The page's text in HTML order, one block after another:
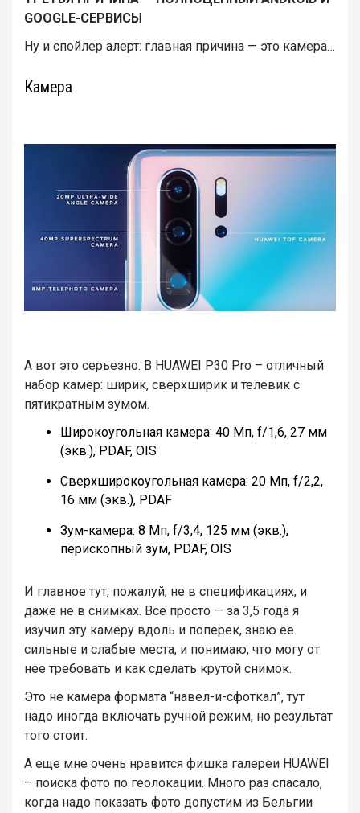
GOOGLE-СЕРВИСЫ
Ну и спойлер алерт: главная причина — это камера…
Камера
А вот это серьезно. В HUAWEI P30 Pro – отличный
набор камер: ширик, сверхширик и телевик с
пятикратным зумом.
Широкоугольная камера: 40 Мп, f/1,6, 27 мм
(экв.), PDAF, OIS
Сверхширокоугольная камера: 20 Мп, f/2,2,
16 мм (экв.), PDAF
Зум-камера: 8 Мп, f/3,4, 125 мм (экв.),
перископный зум, PDAF, OIS
И главное тут, пожалуй, не в спецификациях, и
даже не в снимках. Все просто — за 3,5 года я
изучил эту камеру вдоль и поперек, знаю ее
сильные и слабые места, и понимаю, что могу от
нее требовать и как сделать крутой снимок.
Это не камера формата “навел-и-сфоткал”, тут
надо иногда включать ручной режим, но результат
того стоит.
А еще мне очень нравится фишка галереи HUAWEI
– поиска фото по геолокации. Много раз спасало,
когда надо показать фото допустим из Бельгии